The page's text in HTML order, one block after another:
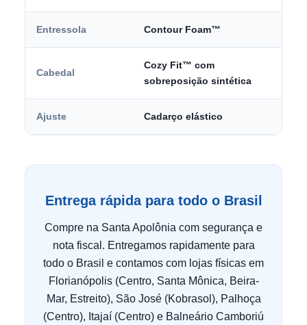
Entressola Contour Foam™
Cabedal
Cozy Fit™ com
sobreposição sintética
Ajuste Cadarço elástico
Entrega rápida para todo o Brasil
Compre na Santa Apolônia com segurança e
nota fiscal. Entregamos rapidamente para
todo o Brasil e contamos com lojas físicas em
Florianópolis (Centro, Santa Mônica, Beira-
Mar, Estreito), São José (Kobrasol), Palhoça
(Centro), Itajaí (Centro) e Balneário Camboriú